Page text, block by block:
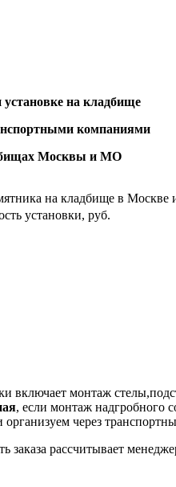
установке на кладбище
компаниями
Москвы и МО
на кладбище в
установки, руб.
включает монтаж
, если монтаж надгробного
через
заказа рассчитывает